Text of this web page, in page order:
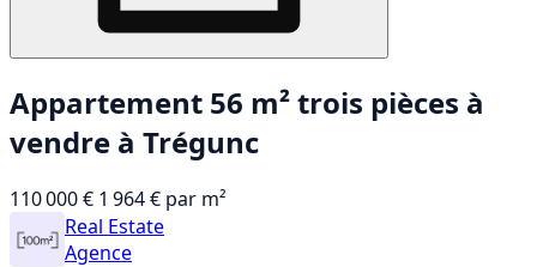
Appartement 56 m² trois pièces à
vendre à Trégunc
110 000 € 1 964 € par m²
Real Estate
Agence